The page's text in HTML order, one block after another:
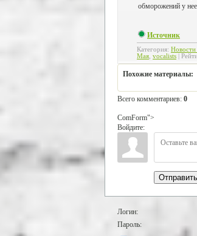
обморожений у
Источник
Категория: Новости
Мая vocalists
Похожие материалы:
Всего комментариев: 0
ComForm">
Войдите:
Отправить
Логин:
Пароль: